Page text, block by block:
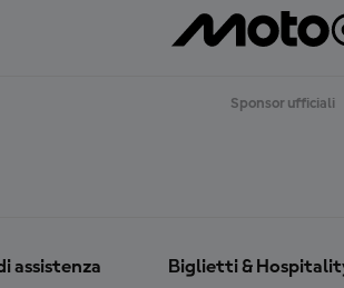
Sponsor ufficiali
assistenza Biglietti &